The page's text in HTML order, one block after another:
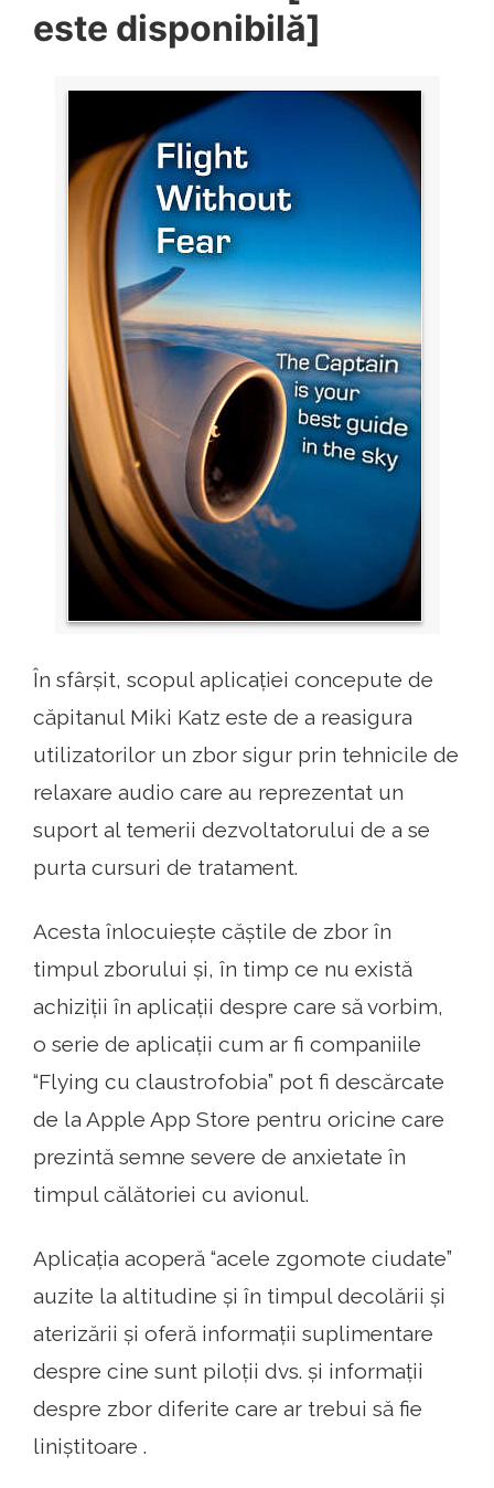
este disponibilă]
În sfârșit, scopul aplicației concepute de
căpitanul Miki Katz este de a reasigura
utilizatorilor un zbor sigur prin tehnicile de
relaxare audio care au reprezentat un
suport al temerii dezvoltatorului de a se
purta cursuri de tratament.
Acesta înlocuiește căștile de zbor în
timpul zborului și, în timp ce nu există
achiziții în aplicații despre care să vorbim,
o serie de aplicații cum ar fi companiile
“Flying cu claustrofobia” pot fi descărcate
de la Apple App Store pentru oricine care
prezintă semne severe de anxietate în
timpul călătoriei cu avionul.
Aplicația acoperă “acele zgomote ciudate”
auzite la altitudine și în timpul decolării și
aterizării și oferă informații suplimentare
despre cine sunt piloții dvs. și informații
despre zbor diferite care ar trebui să fie
liniștitoare .